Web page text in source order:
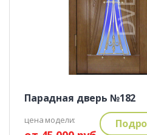
Парадная дверь №182
цена модели: